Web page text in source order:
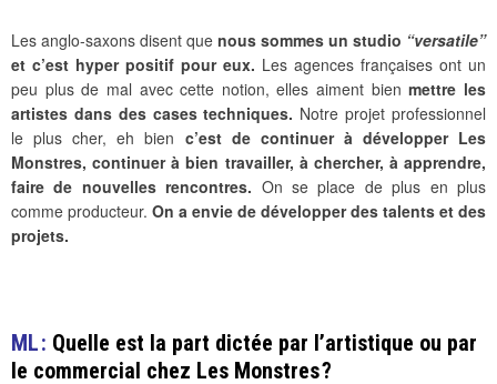
Les anglo-saxons disent que nous sommes un studio “versatile”
et c’est hyper positif pour eux. Les agences françaises ont un
peu plus de mal avec cette notion, elles aiment bienmettre les
artistes dans des cases techniques. Notre projet professionnel
le plus cher, eh bien c’est de continuer à développer Les
Monstres, continuer à bien travailler, à chercher, à apprendre,
faire de nouvelles rencontres. On se place de plus en plus
comme producteur. On a envie de développer des talents et des
projets.
ML : Quelle est la part dictée par l’artistique ou par
le commercial chez Les Monstres ?